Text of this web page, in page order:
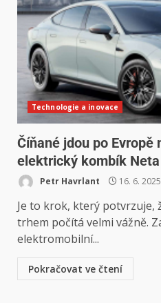
Technologie a inovace
Číňané jdou po Evropě
elektrický kombík
Petr Havrlant 16. 6. 2025
Je to krok, který potvrzuje,
trhem počítá velmi vážně.
elektromobilní...
Pokračovat ve čtení